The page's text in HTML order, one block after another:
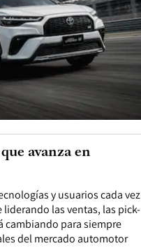
y usuarios cada vez
las ventas, las pick-
cambiando para siempre
del mercado automotor
avanza en